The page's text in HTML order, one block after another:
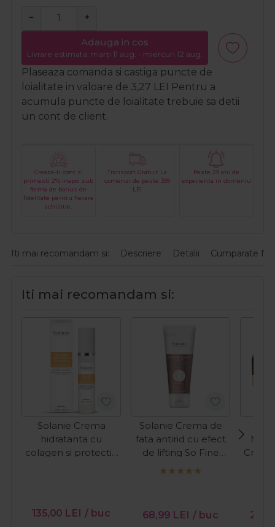
− +
Adauga in cos
Livrare estimata: marți 11 aug. - miercuri 12 aug.
Plaseaza comanda si castiga puncte de
loialitate in valoare de 3,27 LEI
Pentru a
acumula puncte de loialitate trebuie sa detii
un cont de client.
Creaza-ti cont si
primesti 2% inapoi sub
forma de bonus de
fidelitate pentru fiecare
achizitie.
Transport Gratuit La
comenzi de peste 399
LEI
Peste 29 ani de
experienta in domeniu
Iti mai recomandam si: Descriere Detalii Cumparate
Iti mai recomandam si:
Solanie Crema
hidratanta cu
colagen si protectie
135,00 LEI / buc
Solanie Crema de
fata antirid cu efect
de lifting So Fine
250ml
68,99 LEI / buc